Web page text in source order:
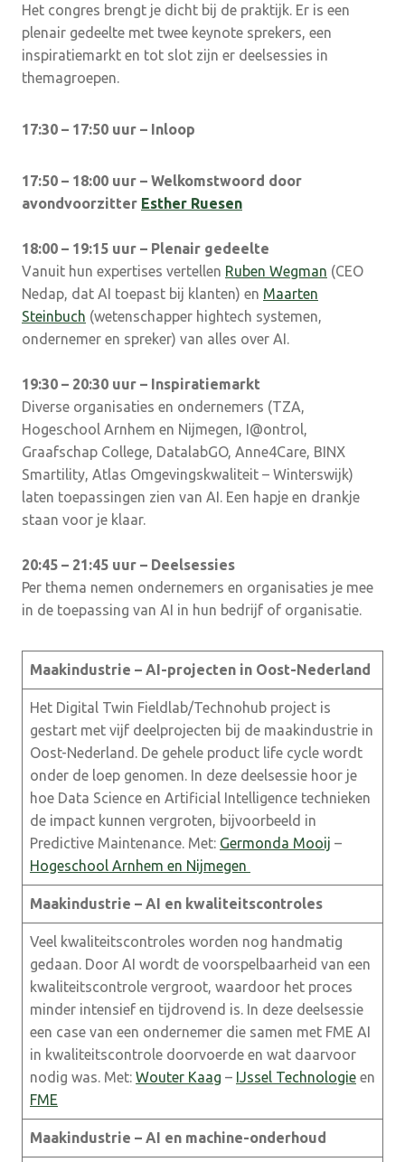
Het congres brengt je dicht bij de praktijk. Er is een
plenair gedeelte met twee keynote sprekers, een
inspiratiemarkt en tot slot zijn er deelsessies in
themagroepen.
17:30 – 17:50 uur – Inloop
17:50 – 18:00 uur – Welkomstwoord door
avondvoorzitter Esther Ruesen
18:00 – 19:15 uur – Plenair gedeelte
Vanuit hun expertises vertellen Ruben Wegman (CEO
Nedap, dat AI toepast bij klanten) en Maarten
Steinbuch (wetenschapper hightech systemen,
ondernemer en spreker) van alles over AI.
19:30 – 20:30 uur – Inspiratiemarkt
Diverse organisaties en ondernemers (TZA,
Hogeschool Arnhem en Nijmegen, I@ontrol,
Graafschap College, DatalabGO, Anne4Care, BINX
Smartility, Atlas Omgevingskwaliteit – Winterswijk)
laten toepassingen zien van AI. Een hapje en drankje
staan voor je klaar.
20:45 – 21:45 uur – Deelsessies
Per thema nemen ondernemers en organisaties je mee
in de toepassing van AI in hun bedrijf of organisatie.
Maakindustrie – AI-projecten in Oost-Nederland
Het Digital Twin Fieldlab/Technohub project is
gestart met vijf deelprojecten bij de maakindustrie in
Oost-Nederland. De gehele product life cycle wordt
onder de loep genomen. In deze deelsessie hoor je
hoe Data Science en Artificial Intelligence technieken
de impact kunnen vergroten, bijvoorbeeld in
Predictive Maintenance. Met: Germonda Mooij –
Hogeschool Arnhem en Nijmegen
Maakindustrie – AI en kwaliteitscontroles
Veel kwaliteitscontroles worden nog handmatig
gedaan. Door AI wordt de voorspelbaarheid van een
kwaliteitscontrole vergroot, waardoor het proces
minder intensief en tijdrovend is. In deze deelsessie
een case van een ondernemer die samen met FME AI
in kwaliteitscontrole doorvoerde en wat daarvoor
nodig was. Met: Wouter Kaag – IJssel Technologie en
FME
Maakindustrie – AI en machine-onderhoud